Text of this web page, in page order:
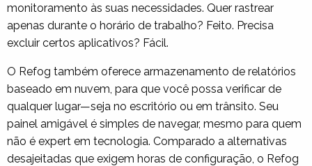
monitoramento às suas necessidades. Quer rastrear
apenas durante o horário de trabalho? Feito. Precisa
excluir certos aplicativos? Fácil.
O Refog também oferece armazenamento de relatórios
baseado em nuvem, para que você possa verificar de
qualquer lugar—seja no escritório ou em trânsito. Seu
painel amigável é simples de navegar, mesmo para quem
não é expert em tecnologia. Comparado a alternativas
desajeitadas que exigem horas de configuração, o Refog